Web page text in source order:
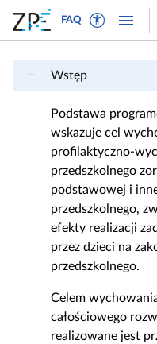
FAQ
P
o
n
a
w
i
g
a
c
j
ę
Wstęp
Podstawa
wskazuje cel
profilaktyczno-
przedszkolnego
podstawowej i
przedszkolnego,
efekty realizacji
przez dzieci na
przedszkolnego.
Celem
całościowego
realizowane jest